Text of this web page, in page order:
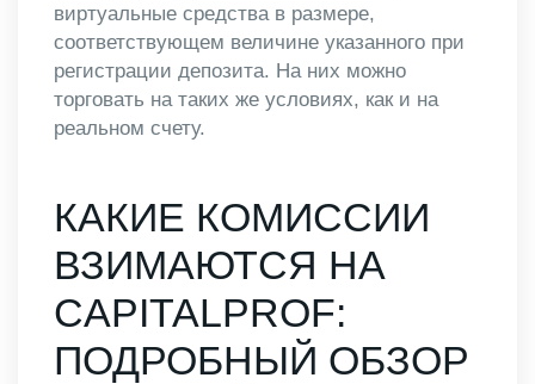
виртуальные средства в размере,
соответствующем величине указанного при
регистрации депозита. На них можно
торговать на таких же условиях, как и на
реальном счету.
КАКИЕ КОМИССИИ
ВЗИМАЮТСЯ НА
CAPITALPROF:
ПОДРОБНЫЙ ОБЗОР